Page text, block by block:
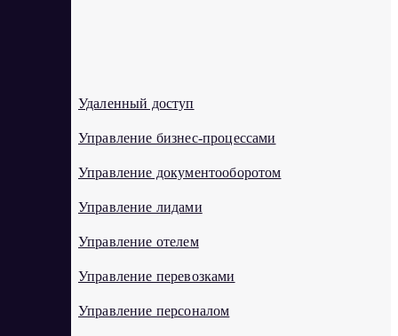
Удаленный доступ
Управление бизнес-процессами
Управление документооборотом
Управление лидами
Управление отелем
Управление перевозками
Управление персоналом